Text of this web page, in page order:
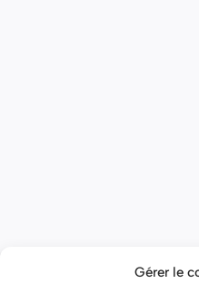
Gérer le